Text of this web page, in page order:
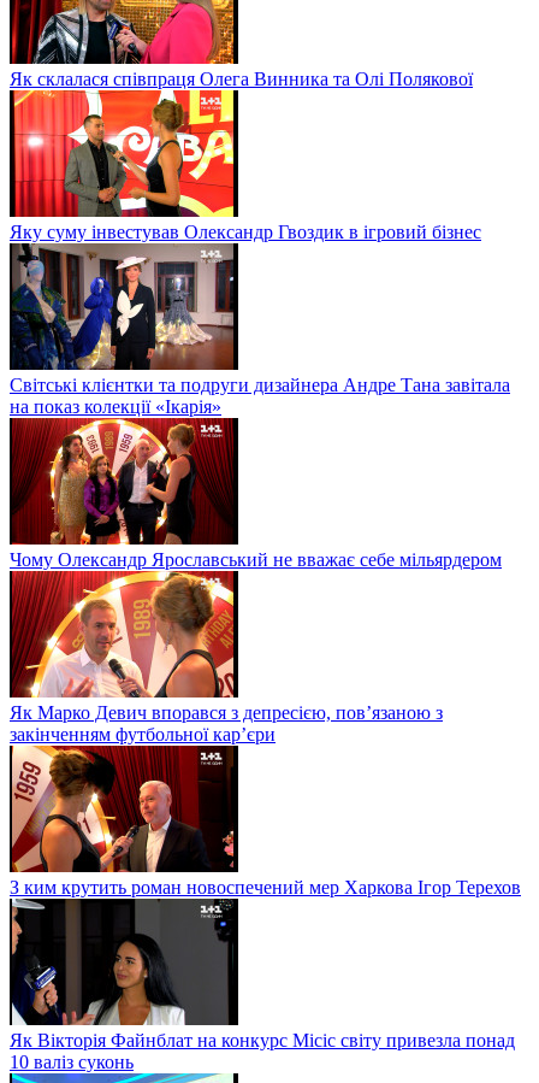
Як склалася співпраця Олега Винника та Олі Полякової
Яку суму інвестував Олександр Гвоздик в ігровий бізнес
Світські клієнтки та подруги дизайнера Андре Тана завітала
на показ колекції «Ікарія»
Чому Олександр Ярославський не вважає себе мільярдером
Як Марко Девич впорався з депресією, пов’язаною з
закінченням футбольної кар’єри
З ким крутить роман новоспечений мер Харкова Ігор Терехов
Як Вікторія Файнблат на конкурс Місіс світу привезла понад
10 валіз суконь